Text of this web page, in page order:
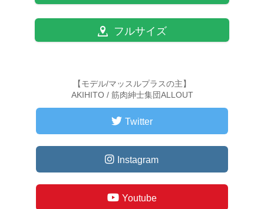
フルサイズ
【モデル/マッスルプラスの主】
AKIHITO / 筋肉紳士集団ALLOUT
Twitter
Instagram
Youtube